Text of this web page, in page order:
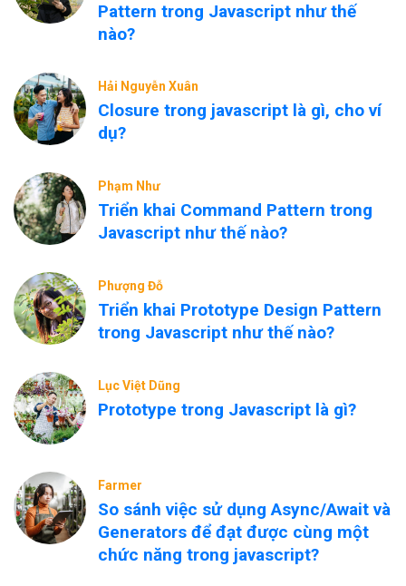
Pattern trong Javascript như thế
nào?
Hải Nguyễn Xuân
Closure trong javascript là gì, cho ví
dụ?
Phạm Như
Triển khai Command Pattern trong
Javascript như thế nào?
Phượng Đỗ
Triển khai Prototype Design Pattern
trong Javascript như thế nào?
Lục Việt Dũng
Prototype trong Javascript là gì?
Farmer
So sánh việc sử dụng Async/Await và
Generators để đạt được cùng một
chức năng trong javascript?